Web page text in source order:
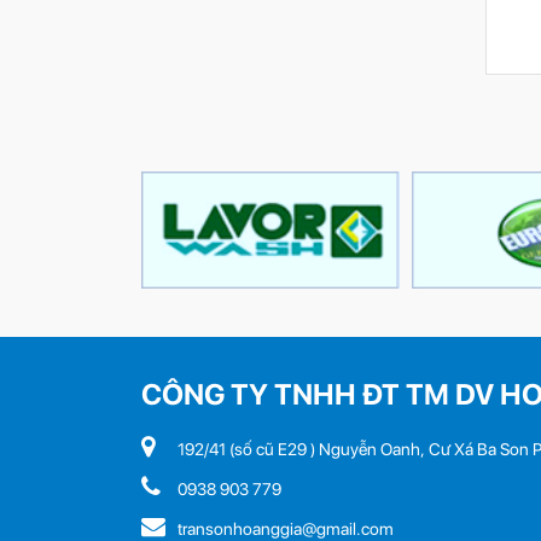
CÔNG TY TNHH ĐT TM DV
192/41 (số cũ E29 ) Nguyễn Oanh, Cư Xá Ba Son
0938 903 779
transonhoanggia@gmail.com